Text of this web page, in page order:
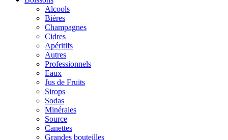
Alcools
Bières
Champagnes
Cidres
Apéritifs
Autres
Professionnels
Eaux
Jus de Fruits
Sirops
Sodas
Minérales
Source
Canettes
Grandes bouteilles